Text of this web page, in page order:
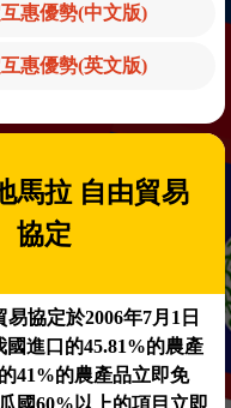
惠優勢(中文版)
惠優勢(英文版)
馬拉 自由貿易
協定
協定於2006年7月1日
進口的45.81%的農產
41%的農產品立即免
國60%以上的項目立即